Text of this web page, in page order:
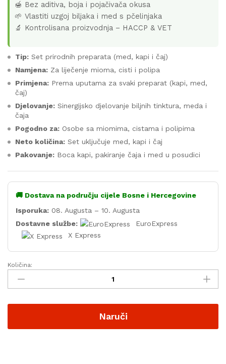
🍯 Bez aditiva, boja i pojačivača okusa
🌱 Vlastiti uzgoj biljaka i med s pčelinjaka
🔬 Kontrolisana proizvodnja – HACCP & VET
Tip: Set prirodnih preparata (med, kapi i čaj)
Namjena: Za liječenje mioma, cisti i polipa
Primjena: Prema uputama za svaki preparat (kapi, med,
čaj)
Djelovanje: Sinergijsko djelovanje biljnih tinktura, meda i
čaja
Pogodno za: Osobe sa miomima, cistama i polipima
Neto količina: Set uključuje med, kapi i čaj
Pakovanje: Boca kapi, pakiranje čaja i med u posudici
🚚 Dostava na području cijele Bosne i Hercegovine
Isporuka: 08. Augusta – 10. Augusta
Dostavne službe:
EuroExpress
X Express
Količina:
Naruči